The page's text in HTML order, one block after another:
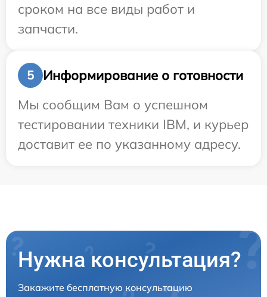
сроком на все виды работ и
запчасти.
5
Информирование о готовности
Мы сообщим Вам о успешном
тестировании техники IBM, и курьер
доставит ее по указанному адресу.
Нужна консультация?
Закажите бесплатную консультацию